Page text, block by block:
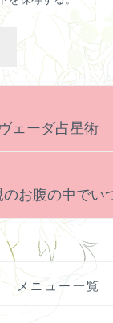
ェーダ占星術
お腹の中でい
メニュー一覧